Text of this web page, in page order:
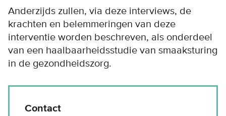
Anderzijds zullen, via deze interviews, de
krachten en belemmeringen van deze
interventie worden beschreven, als onderdeel
van een haalbaarheidsstudie van smaaksturing
in de gezondheidszorg.
Contact